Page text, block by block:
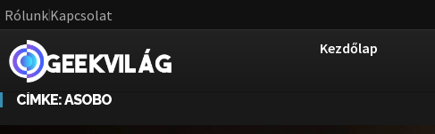
RólunkKapcsolat
Kezdőlap
CÍMKE:ASOBO